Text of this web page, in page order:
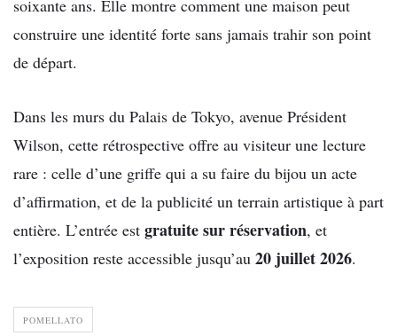
soixante ans. Elle montre comment une maison peut
construire une identité forte sans jamais trahir son point
de départ.
Dans les murs du Palais de Tokyo, avenue Président
Wilson, cette rétrospective offre au visiteur une lecture
rare : celle d’une griffe qui a su faire du bijou un acte
d’affirmation, et de la publicité un terrain artistique à part
entière. L’entrée est gratuite sur réservation, et
l’exposition reste accessible jusqu’au 20 juillet 2026.
POMELLATO